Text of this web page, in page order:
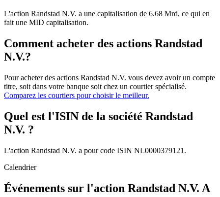
L'action Randstad N.V. a une capitalisation de 6.68 Mrd, ce qui en
fait une MID capitalisation.
Comment acheter des actions Randstad
N.V.?
Pour acheter des actions Randstad N.V. vous devez avoir un compte
titre, soit dans votre banque soit chez un courtier spécialisé.
Comparez les courtiers pour choisir le meilleur.
Quel est l'ISIN de la société Randstad
N.V. ?
L'action Randstad N.V. a pour code ISIN NL0000379121.
Calendrier
Événements sur l'action Randstad N.V. A